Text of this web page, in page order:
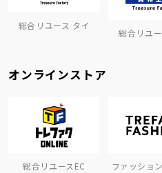
総合リユース タイ
総合リユ
オンラインストア
総合リユースEC
ファッショ